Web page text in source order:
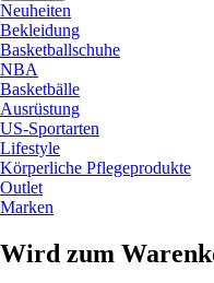
Neuheiten
Bekleidung
Basketballschuhe
NBA
Basketbälle
Ausrüstung
US-Sportarten
Lifestyle
Körperliche Pflegeprodukte
Outlet
Marken
Wird zum